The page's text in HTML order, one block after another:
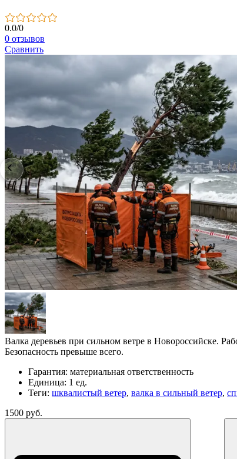
0.0/0
0 отзывов
Сравнить
Валка деревьев при сильном ветре в Новороссийске.
Безопасность превыше всего.
Гарантия: материальная ответственность
Единица: 1 ед.
Теги: шквалистый ветер, валка в сильный ветер,
1500 руб.